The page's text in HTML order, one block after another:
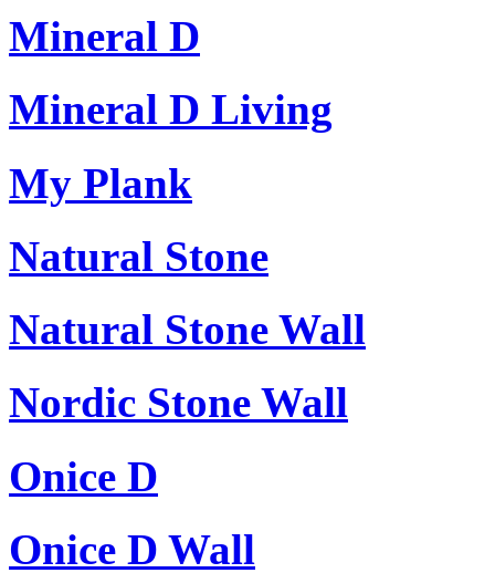
Mineral D
Mineral D Living
My Plank
Natural Stone
Natural Stone Wall
Nordic Stone Wall
Onice D
Onice D Wall